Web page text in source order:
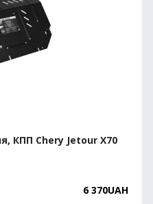
КПП Chery Jetour X70
6 370UAH